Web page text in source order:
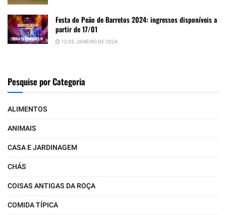
Festa do Peão de Barretos 2024: ingressos disponíveis a
partir de 17/01
12 DE JANEIRO DE 2024
Pesquise por Categoria
ALIMENTOS
ANIMAIS
CASA E JARDINAGEM
CHÁS
COISAS ANTIGAS DA ROÇA
COMIDA TÍPICA